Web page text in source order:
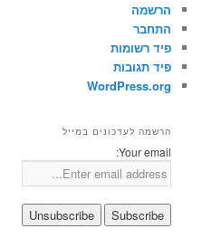
הרשמה
התחבר
פיד רשומות
פיד תגובות
WordPress.org
הרשמה לעדכונים במייל
Your email: